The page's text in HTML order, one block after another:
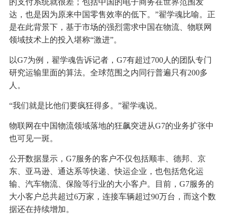
达，也是因为原来中国零售效率的低下。”翟学魂比喻。正
是在此背景下，基于市场的强烈需求中国在物流、物联网
领域技术上的投入堪称“激进”。
以G7为例，翟学魂告诉记者，G7有超过700人的团队专门
研究运输里面的算法。全球范围之内同行普遍只有200多
人。
“我们就是比他们要疯狂得多。”翟学魂说。
物联网在中国物流领域落地的狂飙突进从G7的业务扩张中
也可见一斑。
公开数据显示，G7服务的客户不仅包括顺丰、德邦、京
东、亚马逊、通达系等快递、快运企业，也包括危化运
输、汽车物流、保险等行业的大小客户。目前，G7服务的
大小客户总共超过6万家，连接车辆超过90万台，而这个数
据还在持续增加。